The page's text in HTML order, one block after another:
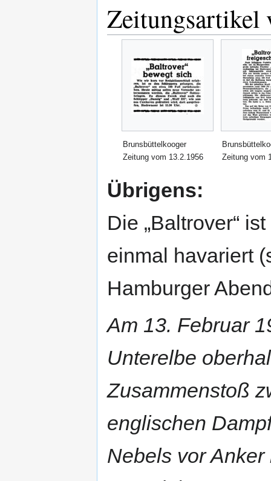
Zeitungsartikel
Brunsbüttelkooger
Zeitung vom 13.2.1956
Zeitung vom
Übrigens:
Die „Baltrover“
einmal havariert
Hamburger
Am 13. Februar
Unterelbe
Zusammenstoß
englischen
Nebels vor